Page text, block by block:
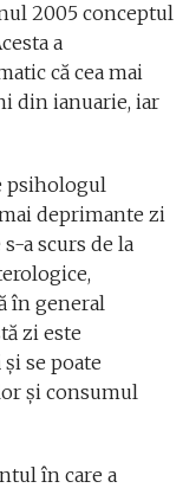
2005 conceptul
a
că cea mai
din ianuarie, iar
psihologul
deprimante zi
a scurs de la
în general
zi este
se poate
și consumul
în care a